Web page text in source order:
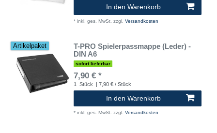
In den Warenkorb
* inkl. ges. MwSt. zzgl. Versandkosten
Artikelpaket
T-PRO Spielerpassmappe (Leder) -
DIN A6
sofort lieferbar
7,90 € *
1 Stück | 7,90 € / Stück
In den Warenkorb
* inkl. ges. MwSt. zzgl. Versandkosten